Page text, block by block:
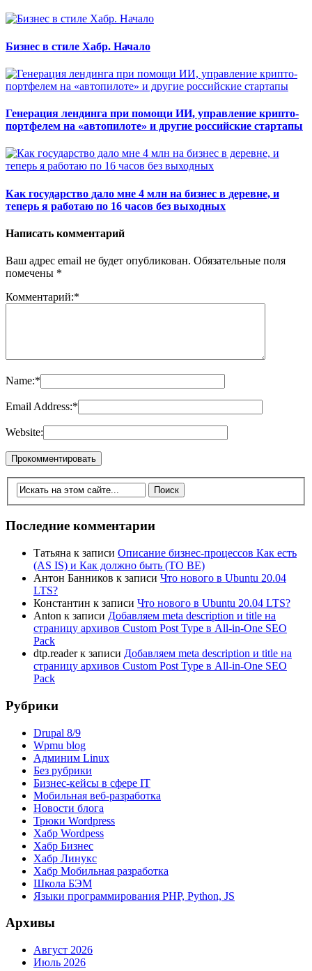
Бизнес в стиле Хабр. Начало
Генерация лендинга при помощи ИИ, управление крипто-
портфелем на «автопилоте» и другие российские стартапы
Как государство дало мне 4 млн на бизнес в деревне, и
теперь я работаю по 16 часов без выходных
Написать комментарий
Ваш адрес email не будет опубликован. Обязательные поля
помечены *
Комментарий:*
Name:*
Email Address:*
Website:
Последние комментарии
Татьяна к записи Описание бизнес-процессов Как есть
(AS IS) и Как должно быть (TO BE)
Антон Банников к записи Что нового в Ubuntu 20.04
LTS?
Константин к записи Что нового в Ubuntu 20.04 LTS?
Anton к записи Добавляем meta description и title на
страницу архивов Custom Post Type в All-in-One SEO
Pack
dtp.readerк записи Добавляем meta description и title на
страницу архивов Custom Post Type в All-in-One SEO
Pack
Рубрики
Drupal 8/9
Wpmu blog
Админим Linux
Без рубрики
Бизнес-кейсы в сфере IT
Мобильная веб-разработка
Новости блога
Трюки Wordpress
Хабр Wordpess
Хабр Бизнес
Хабр Линукс
Хабр Мобильная разработка
Школа БЭМ
Языки программирования PHP, Python, JS
Архивы
Август 2026
Июль 2026